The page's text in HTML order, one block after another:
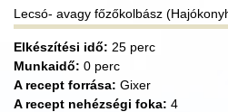
Lecsó- avagy főzőkolbász
Elkészítési idő: 25 perc
Munkaidő: 0 perc
A recept forrása: Gixer
A recept nehézségi foka: 4